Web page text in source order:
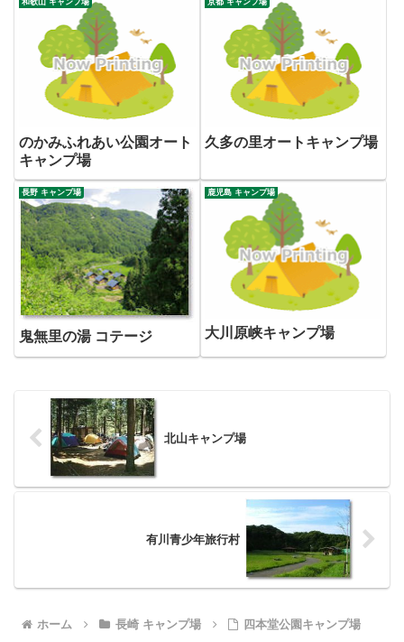
のかみふれあい公園オート
キャンプ場
久多の里オートキャンプ場
長野 キャンプ場
鬼無里の湯 コテージ
鹿児島 キャンプ場
大川原峡キャンプ場
北山キャンプ場
有川青少年旅行村
ホーム 長崎 キャンプ場 四本堂公園キャンプ場